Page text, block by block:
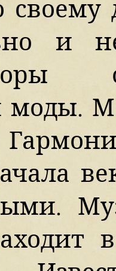
и
моды.